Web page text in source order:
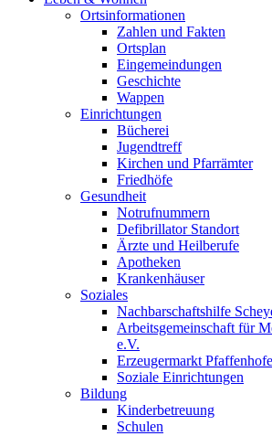
Ortsinformationen
Zahlen und Fakten
Ortsplan
Eingemeindungen
Geschichte
Wappen
Einrichtungen
Bücherei
Jugendtreff
Kirchen und Pfarrämter
Friedhöfe
Gesundheit
Notrufnummern
Defibrillator Standort
Ärzte und Heilberufe
Apotheken
Krankenhäuser
Soziales
Nachbarschaftshilfe
Arbeitsgemeinschaft für
e.V.
Erzeugermarkt
Soziale Einrichtungen
Bildung
Kinderbetreuung
Schulen